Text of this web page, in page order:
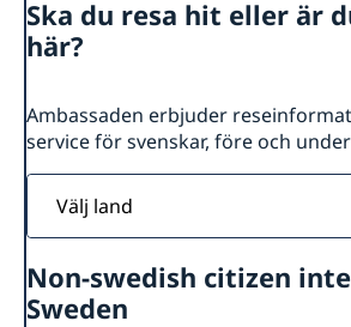
Om oss
Dataskyddspolicy för
Vi är en resurs för svenska företag
Team Sweden
Republiken
Anmäl handelshinder
Aktuellt
Nyheter
Ska du resa hit eller är
här?
Ambassaden erbjuder
service för svenskar, före och
Välj
land
Non-swedish citizen
Sweden